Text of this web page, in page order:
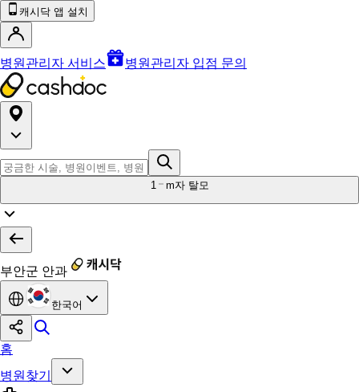
캐시닥 앱 설치
병원관리자 서비스 병원관리자 입점 문의
1 m자 탈모
부안군 안과
한국어
홈
병원찾기